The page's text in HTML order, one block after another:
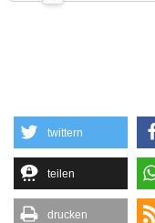
twittern
teilen
drucken